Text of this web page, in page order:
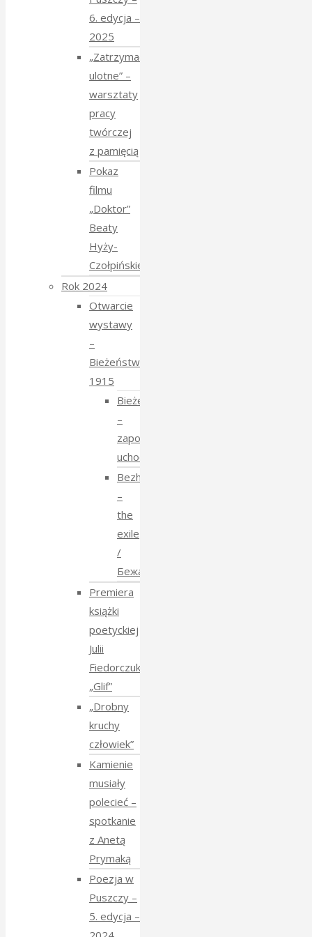
6. edycja –
2025
„Zatrzymać
ulotne” –
warsztaty
pracy
twórczej
z pamięcią
Pokaz
filmu
„Doktor”
Beaty
Hyży-
Czołpińskiej
Rok 2024
Otwarcie
wystawy
–
Bieżeństwo
1915
Bieżeństwo
–
zapomniane
uchodźstwo
Bezhenstvo
–
the
exile
/
Бежанства
Premiera
książki
poetyckiej
Julii
Fiedorczuk
„Glif”
„Drobny
kruchy
człowiek”
Kamienie
musiały
polecieć –
spotkanie
z Anetą
Prymaką
Poezja w
Puszczy –
5. edycja –